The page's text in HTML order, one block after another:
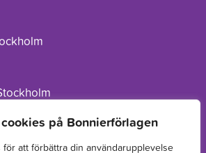
på Bonnierförlagen
att förbättra din användarupplevelse